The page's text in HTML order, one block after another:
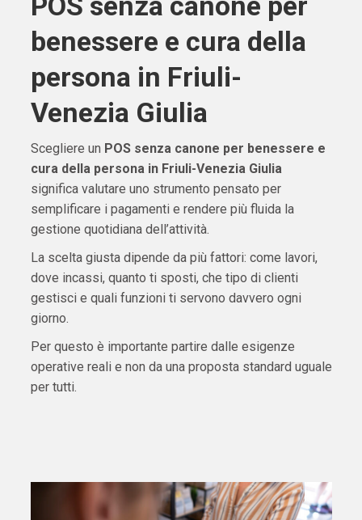
benessere e cura della
persona in Friuli-
Venezia Giulia
Scegliere un POS senza canone per benessere e
cura della persona in Friuli-Venezia Giulia
significa valutare uno strumento pensato per
semplificare i pagamenti e rendere più fluida la
gestione quotidiana dell’attività.
La scelta giusta dipende da più fattori: come lavori,
dove incassi, quanto ti sposti, che tipo di clienti
gestisci e quali funzioni ti servono davvero ogni
giorno.
Per questo è importante partire dalle esigenze
operative reali e non da una proposta standard uguale
per tutti.